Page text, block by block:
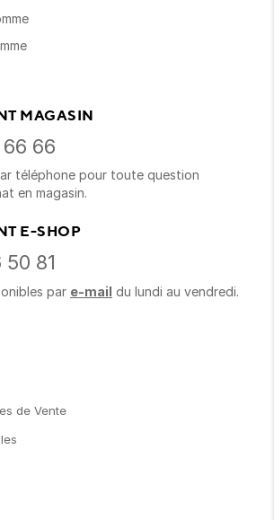
MAGASIN
66
téléphone pour toute question
en magasin.
E-SHOP
81
par e-mail du lundi au vendredi.
de Vente